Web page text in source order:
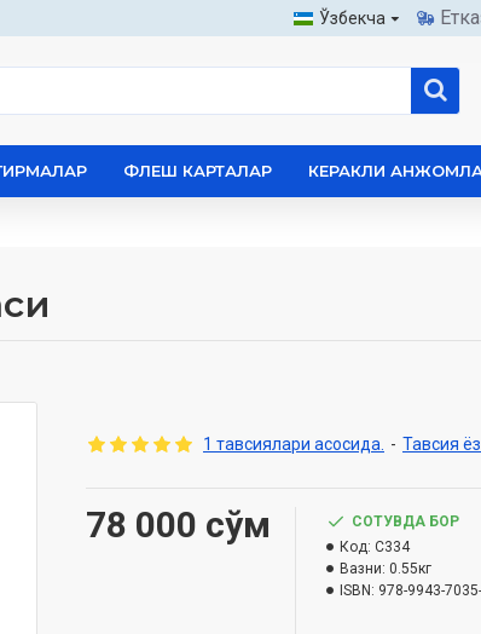
Ўзбекча
ФЛЕШ КАРТАЛАР КЕРАКЛИ
1 тавсиялари асосида. - Тавсия
78 000 сўм
СОТУВДА БОР
Код: C334
Вазни: 0.55кг
ISBN: 978-9943-